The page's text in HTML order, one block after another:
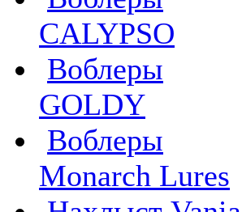
CALYPSO
Воблеры
GOLDY
Воблеры
Monarch Lures